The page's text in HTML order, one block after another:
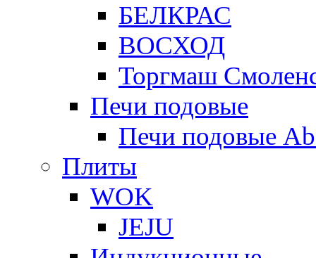
БЕЛКРАС
ВОСХОД
Торгмаш
Печи подовые
Печи подовые
Плиты
WOK
JEJU